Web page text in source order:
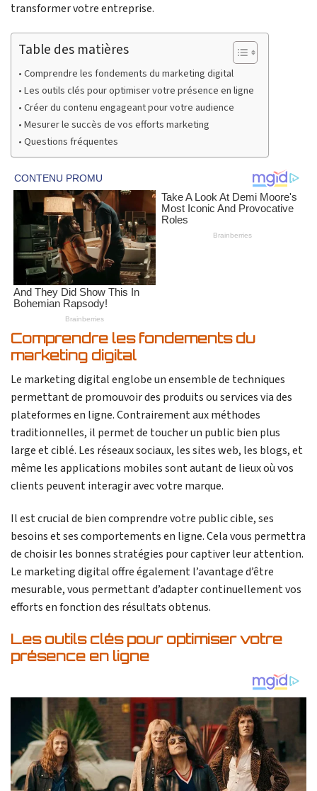
transformer votre entreprise.
Table des matières
Comprendre les fondements du marketing digital
Les outils clés pour optimiser votre présence en ligne
Créer du contenu engageant pour votre audience
Mesurer le succès de vos efforts marketing
Questions fréquentes
Comprendre les fondements du
marketing digital
Le marketing digital englobe un ensemble de techniques
permettant de promouvoir des produits ou services via des
plateformes en ligne. Contrairement aux méthodes
traditionnelles, il permet de toucher un public bien plus
large et ciblé. Les réseaux sociaux, les sites web, les blogs, et
même les applications mobiles sont autant de lieux où vos
clients peuvent interagir avec votre marque.
Il est crucial de bien comprendre votre public cible, ses
besoins et ses comportements en ligne. Cela vous permettra
de choisir les bonnes stratégies pour captiver leur attention.
Le marketing digital offre également l’avantage d’être
mesurable, vous permettant d’adapter continuellement vos
efforts en fonction des résultats obtenus.
Les outils clés pour optimiser votre
présence en ligne